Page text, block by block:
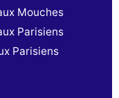
Mouches
Parisiens
Parisiens